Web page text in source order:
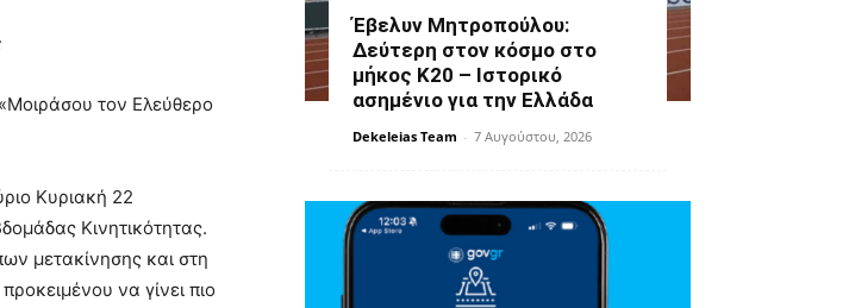
τον Ελεύθερο
Κυριακή 22
Κινητικότητας.
μετακίνησης και στη
να γίνει πιο
Έβελυν Μητροπούλου:
Δεύτερη στον κόσμο στο
μήκος Κ20 – Ιστορικό
ασημένιο για την Ελλάδα
Dekeleias Team - 7 Αυγούστου, 2026